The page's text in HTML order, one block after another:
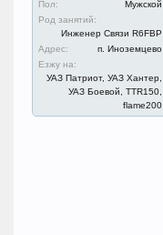
Пол:
Мужской
Род занятий:
Инженер Связи R6FBP
Адрес:
п. Иноземцево
Езжу на:
УАЗ Патриот, УАЗ Хантер,
УАЗ Боевой, TTR150,
flame200